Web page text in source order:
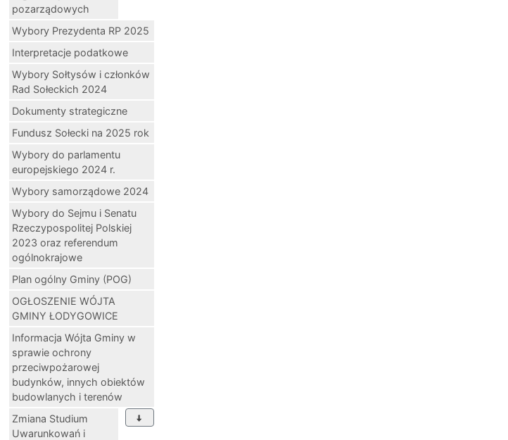
pozarządowych
Wybory Prezydenta RP 2025
Interpretacje podatkowe
Wybory Sołtysów i członków
Rad Sołeckich 2024
Dokumenty strategiczne
Fundusz Sołecki na 2025 rok
Wybory do parlamentu
europejskiego 2024 r.
Wybory samorządowe 2024
Wybory do Sejmu i Senatu
Rzeczypospolitej Polskiej
2023 oraz referendum
ogólnokrajowe
Plan ogólny Gminy (POG)
OGŁOSZENIE WÓJTA
GMINY ŁODYGOWICE
Informacja Wójta Gminy w
sprawie ochrony
przeciwpożarowej
budynków, innych obiektów
budowlanych i terenów
Zmiana Studium
Uwarunkowań i